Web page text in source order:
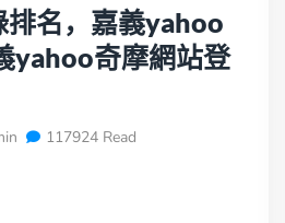
排名，嘉義yahoo
yahoo奇摩網站登
117924 Read